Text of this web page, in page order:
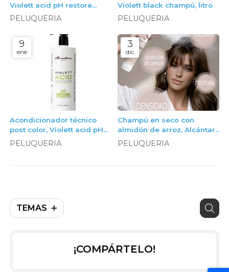
TEMAS
Violett acid pH restore
champú, litro
PELUQUERIA
Violett black champú, litro
PELUQUERIA
9
ene
Acondicionador técnico
post color, Violett acid pH
restore acondicionador,
PELUQUERIA
3
dic
Champú en seco con
almidón de arroz, Alcántara
Cosmética
PELUQUERIA
¡COMPÁRTELO!